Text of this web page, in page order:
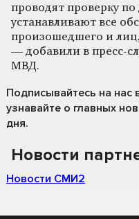
проводят проверку
устанавливают все
произошедшего и
— добавили в пресс-
МВД.
Подписывайтесь на нас
узнавайте о главных
дня.
Новости
Новости СМИ2